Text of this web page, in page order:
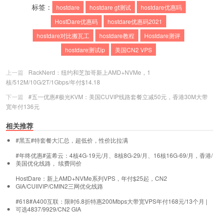
标签： hostdare hostdare gt测试
hostdare优惠吗
HostDare优惠码
hostdare优惠码2021
hostdare对比搬瓦工
hostdare教程
Hostdare测评
hostdare测试ip
美国CN2 VPS
上一篇
RackNerd：纽约和芝加哥新上AMD+NVMe，1
核/512M/10G/2T/1Gbps/年付$14.18
下一篇
#五一优惠#极光KVM：美国CUVIP线路套餐立减50元，香港30M大带
宽年付136元
相关推荐
#黑五#特套餐大汇总，超低价，性价比拉满
#年终优惠#蓝希云：4核4G-19元/月、8核8G-29/月、16核16G-69/月，香港/
美国优化线路， 续费同价
HostDare：新上AMD+NVMe系列VPS，年付$25起，CN2
GIA/CUIIVIP/CMIN2三网优化线路
#618#A400互联：限时6.8折特惠200Mbps大带宽VPS年付168元/13个月 |
可选4837/9929/CN2 GIA